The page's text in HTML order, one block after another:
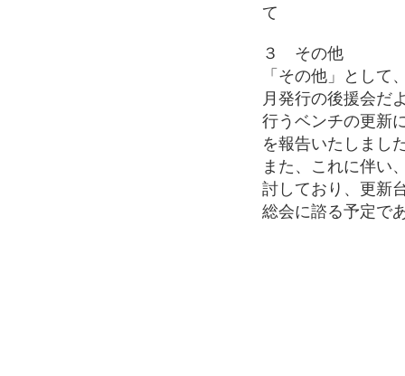
て
３ その他
「その他」として
月発行の後援会だ
行うベンチの更新
を報告いたしまし
また、これに伴い
討しており、更新
総会に諮る予定で